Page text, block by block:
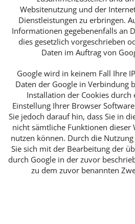
Websitenutzung und der
Dienstleistungen zu erbringen.
Informationen gegebenenfalls an
dies gesetzlich vorgeschrieben
Daten im Auftrag von
Google wird in keinem Fall Ihre
Daten der Google in Verbindung
Installation der Cookies durch
Einstellung Ihrer Browser
Sie jedoch darauf hin, dass Sie in
nicht sämtliche Funktionen dieser
nutzen können. Durch die
Sie sich mit der Bearbeitung der
durch Google in der zuvor
zu dem zuvor benannten